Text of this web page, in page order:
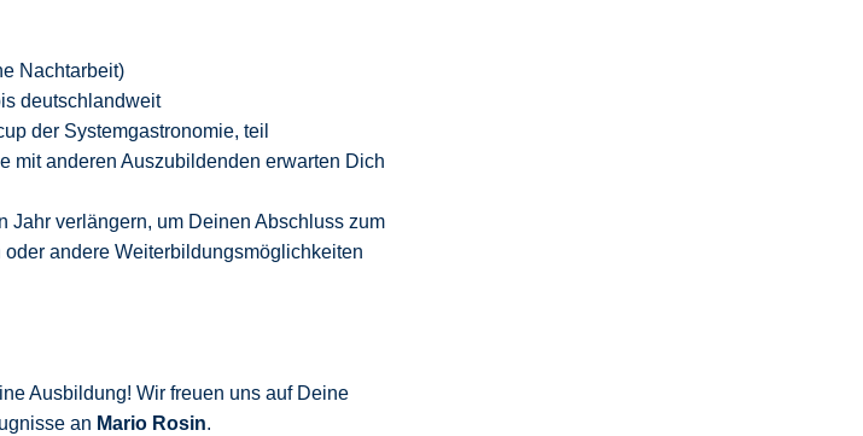
Nachtarbeit)
deutschlandweit
der Systemgastronomie, teil
mit anderen Auszubildenden erwarten Dich
Jahr verlängern, um Deinen Abschluss zum
andere Weiterbildungsmöglichkeiten
Ausbildung! Wir freuen uns auf Deine
an Mario Rosin.